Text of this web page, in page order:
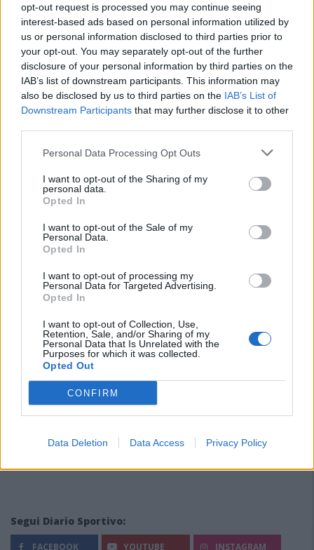
opt-out request is processed you may continue seeing
interest-based ads based on personal information utilized by
us or personal information disclosed to third parties prior to
your opt-out. You may separately opt-out of the further
disclosure of your personal information by third parties on the
IAB’s list of downstream participants. This information may
also be disclosed by us to third parties on the IAB’s List of
Downstream Participants that may further disclose it to other
Personal Data Processing Opt Outs
I want to opt-out of the Sharing of my
personal data.
Opted In
I want to opt-out of the Sale of my
Personal Data.
Opted In
I want to opt-out of processing my
Personal Data for Targeted Advertising.
Opted In
I want to opt-out of Collection, Use,
Retention, Sale, and/or Sharing of my
Personal Data that Is Unrelated with the
Purposes for which it was collected.
Opted Out
CONFIRM
Data Deletion Data Access Privacy Policy
Il Monastir riparte dai pilastri Masia, Pinna e
Aloia, il primo acquisto è Loru
7 Ago 2026
Gran colpo dell'Ossese, per la difesa c'è l'ex
Torres Riccardo Idda
7 Ago 2026
Il Monastir 1983 si trasforma da Associazione
Sportiva in Srl
7 Ago 2026
Cabrera, Tesio, Limongelli, Bolzicco e tanti
giovani tra i…
Segui Diario Sportivo:
FACEBOOK YOUTUBE INSTAGRAM